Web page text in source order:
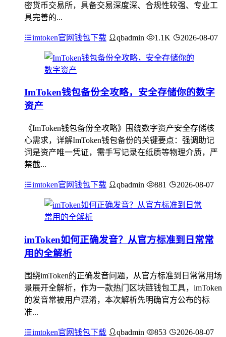
密货币交易所，具备交易深度深、合规性较强、专业工
具完善的...
imtoken官网钱包下载 qbadmin 1.1K 2026-08-07
ImToken钱包备份全攻略，安全存储你的数字
资产
《ImToken钱包备份全攻略》围绕数字资产安全存储核
心需求，详解ImToken钱包备份的关键要点：强调助记
词是资产唯一凭证，需手写记录在纸质等物理介质，严
禁截...
imtoken官网钱包下载 qbadmin 881 2026-08-07
imToken如何正确发音？从官方标准到日常常
用的全解析
围绕imToken的正确发音问题，从官方标准到日常常用场
景展开全解析，作为一款热门区块链钱包工具，imToken
的发音常被用户混淆，本次解析先明确官方公布的标
准...
imtoken官网钱包下载 qbadmin 853 2026-08-07